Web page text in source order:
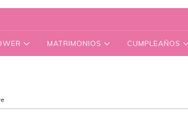
MATRIMONIOS CUMPLEAÑOS